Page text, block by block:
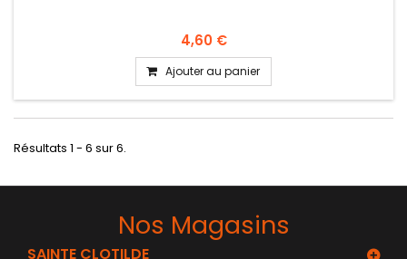
4,60 €
Ajouter au panier
Résultats 1 - 6 sur 6.
Nos Magasins
SAINTE CLOTILDE